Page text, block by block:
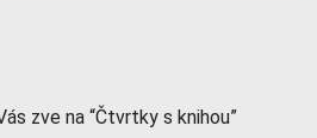
zve na “Čtvrtky s knihou”